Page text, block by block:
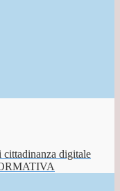
digitale